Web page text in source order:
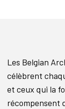
Les Belgian
célèbrent
et ceux qui la
récompensent